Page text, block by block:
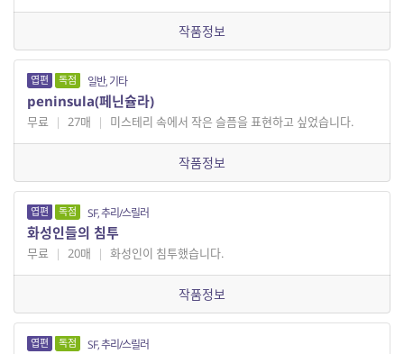
작품정보
엽편 독점 일반, 기타
peninsula(페닌슐라)
무료 | 27매 | 미스테리 속에서 작은 슬픔을 표현하고 싶었습니다.
작품정보
엽편 독점 SF, 추리/스릴러
화성인들의 침투
무료 | 20매 | 화성인이 침투했습니다.
작품정보
엽편 독점 SF, 추리/스릴러